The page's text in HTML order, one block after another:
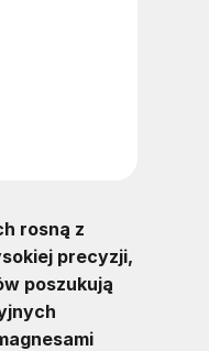
rosną z
precyzji,
poszukują